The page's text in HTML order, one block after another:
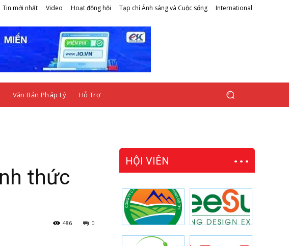
Tin mới nhất Video Hoạt động hội Tạp chí Ánh sáng và Cuộc sống International
Văn Bản Pháp Lý Hỗ Trợ
thức
0
486
HỘI VIÊN